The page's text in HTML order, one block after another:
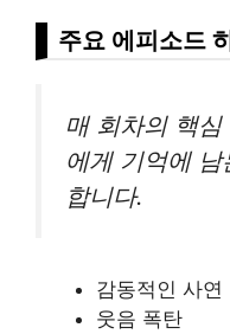
주요 에피소드
매 회차의 핵
에게 기억에 남
합니다.
감동적인 사연
웃음 폭탄